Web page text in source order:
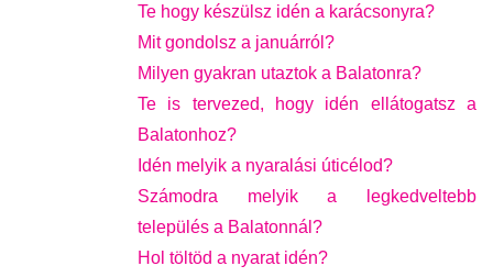
Te hogy készülsz idén a karácsonyra?
Mit gondolsz a januárról?
Milyen gyakran utaztok a Balatonra?
Te is tervezed, hogy idén ellátogatsz a
Balatonhoz?
Idén melyik a nyaralási úticélod?
Számodra melyik a legkedveltebb
település a Balatonnál?
Hol töltöd a nyarat idén?